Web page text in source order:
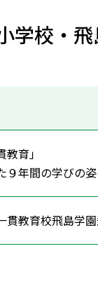
学校・
育」
間の学びの姿
貫教育校飛島学